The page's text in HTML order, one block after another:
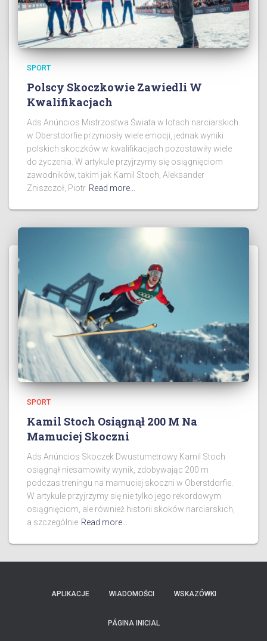
SPORT
Polscy Skoczkowie Zawiedli W
Kwalifikacjach
Ads Anúncios Mistrzostwa Świata w lotach narciarskich
w Oberstdorfie przyniosły wiele emocji, jednak wyniki
polskich skoczków w kwalifikacjach pozostawiły wiele
do życzenia. W artykule przyjrzymy się osiągnięciom
zawodników, takim jak Kamil Stoch, Aleksander
Zniszczoł, Piotr Read more…
SPORT
Kamil Stoch Osiągnął 200 M Na
Mamuciej Skoczni
Ads Anúncios Skoczek Dwustumetrowy Kamil Stoch
osiągnął niesamowity wynik, zdobywając 200 m
podczas treningu na mamuciej skoczni w Oberstdorfie.
W artykule przyjrzymy się nie tylko jego rekordowym
osiągnięciom, ale również historii skoków narciarskich,
a szczególnie Read more…
APLIKACJE WIADOMOŚCI WSKAZÓWKI
PÁGINA INICIAL